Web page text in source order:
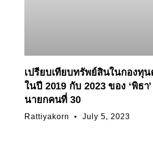
เปรียบเทียบทรัพย์สินในกองทุน
ในปี 2019 กับ 2023 ของ ‘พิธา
นายกคนที่ 30
Rattiyakorn July 5, 2023